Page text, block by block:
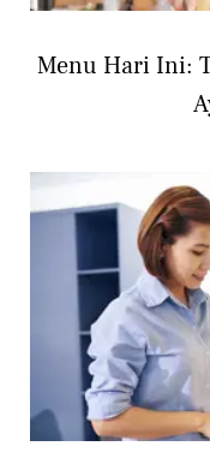
Menu Hari Ini: